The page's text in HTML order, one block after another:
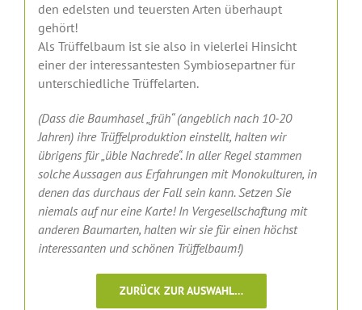
den edelsten und teuersten Arten überhaupt
gehört!
Als Trüffelbaum ist sie also in vielerlei Hinsicht
einer der interessantesten Symbiosepartner für
unterschiedliche Trüffelarten.
(Dass die Baumhasel „früh“ (angeblich nach 10-20
Jahren) ihre Trüffelproduktion einstellt, halten wir
übrigens für „üble Nachrede“. In aller Regel stammen
solche Aussagen aus Erfahrungen mit Monokulturen, in
denen das durchaus der Fall sein kann. Setzen Sie
niemals auf nur eine Karte! In Vergesellschaftung mit
anderen Baumarten, halten wir sie für einen höchst
interessanten und schönen Trüffelbaum!)
ZURÜCK ZUR AUSWAHL…